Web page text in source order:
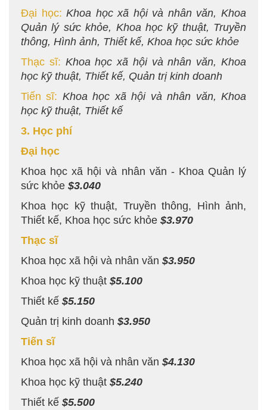
Đại học: Khoa học xã hội và nhân văn, Khoa
Quản lý sức khỏe, Khoa học kỹ thuật, Truyền
thông, Hình ảnh, Thiết kế, Khoa học sức khỏe
Thạc sĩ: Khoa học xã hội và nhân văn, Khoa
học kỹ thuật, Thiết kế, Quản trị kinh doanh
Tiến sĩ: Khoa học xã hội và nhân văn, Khoa
học kỹ thuật, Thiết kế
3. Học phí
Đại học
Khoa học xã hội và nhân văn - Khoa Quản lý
sức khỏe $3.040
Khoa học kỹ thuật, Truyền thông, Hình ảnh,
Thiết kế, Khoa học sức khỏe $3.970
Thạc sĩ
Khoa học xã hội và nhân văn $3.950
Khoa học kỹ thuật $5.100
Thiết kế $5.150
Quản trị kinh doanh $3.950
Tiến sĩ
Khoa học xã hội và nhân văn $4.130
Khoa học kỹ thuật $5.240
Thiết kế $5.500